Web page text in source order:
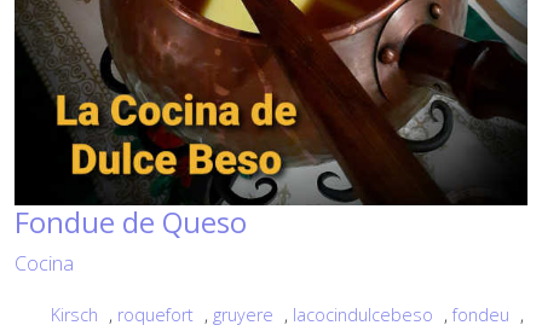
Fondue de Queso
Cocina
Kirsch , roquefort , gruyere , lacocindulcebeso , fondeu ,